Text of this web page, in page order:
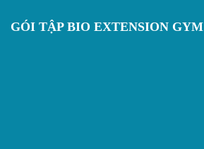
GÓI TẬP BIO EXTENSION GYM